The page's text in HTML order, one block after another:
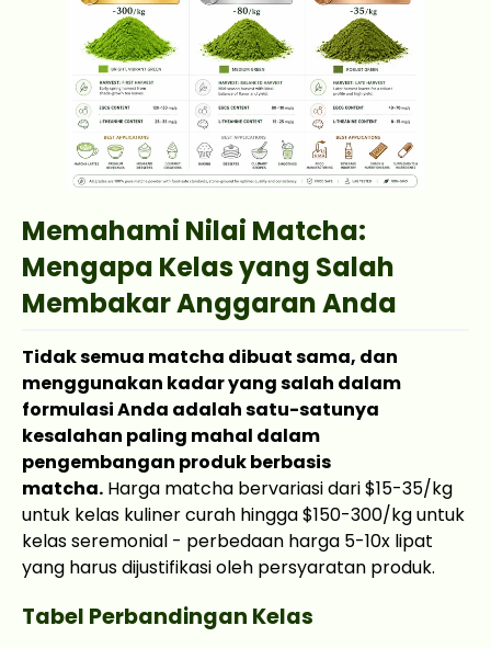
Memahami Nilai Matcha:
Mengapa Kelas yang Salah
Membakar Anggaran Anda
Tidak semua matcha dibuat sama, dan
menggunakan kadar yang salah dalam
formulasi Anda adalah satu-satunya
kesalahan paling mahal dalam
pengembangan produk berbasis
matcha. Harga matcha bervariasi dari $15-35/kg
untuk kelas kuliner curah hingga $150-300/kg untuk
kelas seremonial - perbedaan harga 5-10x lipat
yang harus dijustifikasi oleh persyaratan produk.
Tabel Perbandingan Kelas